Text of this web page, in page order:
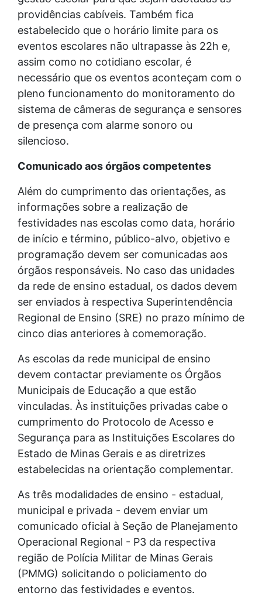
providências cabíveis. Também fica
estabelecido que o horário limite para os
eventos escolares não ultrapasse às 22h e,
assim como no cotidiano escolar, é
necessário que os eventos aconteçam com o
pleno funcionamento do monitoramento do
sistema de câmeras de segurança e sensores
de presença com alarme sonoro ou
silencioso.
Comunicado aos órgãos competentes
Além do cumprimento das orientações, as
informações sobre a realização de
festividades nas escolas como data, horário
de início e término, público-alvo, objetivo e
programação devem ser comunicadas aos
órgãos responsáveis. No caso das unidades
da rede de ensino estadual, os dados devem
ser enviados à respectiva Superintendência
Regional de Ensino (SRE) no prazo mínimo de
cinco dias anteriores à comemoração.
As escolas da rede municipal de ensino
devem contactar previamente os Órgãos
Municipais de Educação a que estão
vinculadas. Às instituições privadas cabe o
cumprimento do Protocolo de Acesso e
Segurança para as Instituições Escolares do
Estado de Minas Gerais e as diretrizes
estabelecidas na orientação complementar.
As três modalidades de ensino - estadual,
municipal e privada - devem enviar um
comunicado oficial à Seção de Planejamento
Operacional Regional - P3 da respectiva
região de Polícia Militar de Minas Gerais
(PMMG) solicitando o policiamento do
entorno das festividades e eventos.